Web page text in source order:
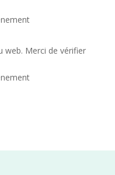
web. Merci de vérifier